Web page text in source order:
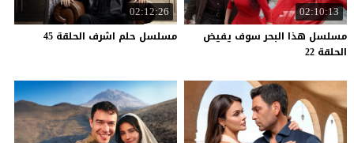
02:10:13
مسلسل هذا البحر سوف يفيض
الحلقة 22
02:12:26
مسلسل حلم اشرف الحلقة 45